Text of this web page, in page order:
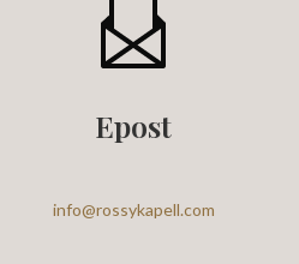
Epost
info@rossykapell.com